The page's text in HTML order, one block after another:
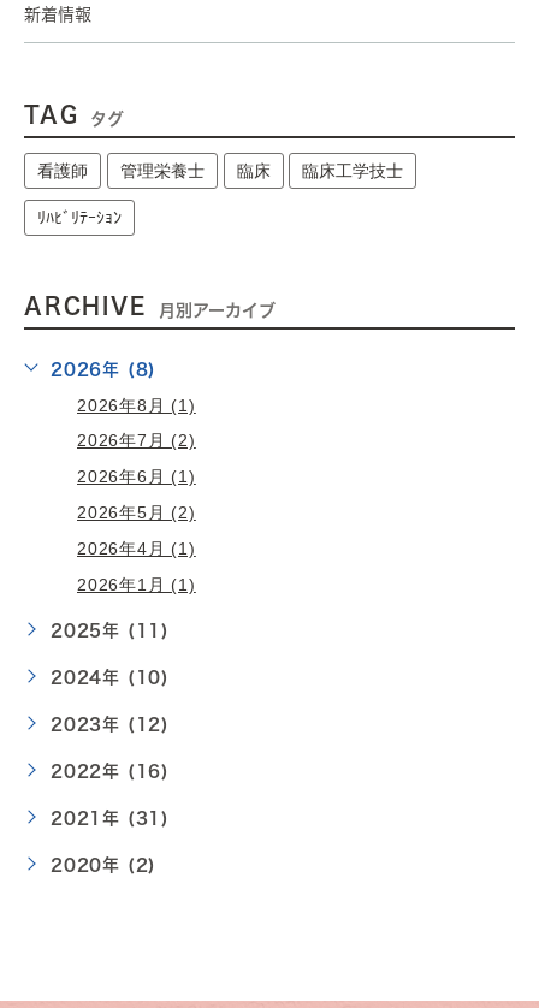
新着情報
TAG タグ
看護師 管理栄養士 臨床 臨床工学技士
ﾘﾊﾋﾞﾘﾃｰｼｮﾝ
ARCHIVE 月別アーカイブ
2026年 (8)
2026年8月 (1)
2026年7月 (2)
2026年6月 (1)
2026年5月 (2)
2026年4月 (1)
2026年1月 (1)
2025年 (11)
2024年 (10)
2023年 (12)
2022年 (16)
2021年 (31)
2020年 (2)